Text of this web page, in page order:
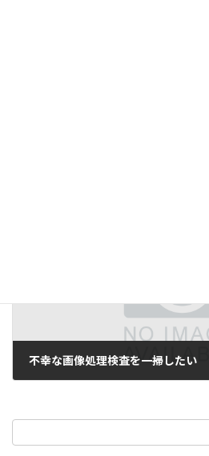
不幸な画像処理検査を一掃したい